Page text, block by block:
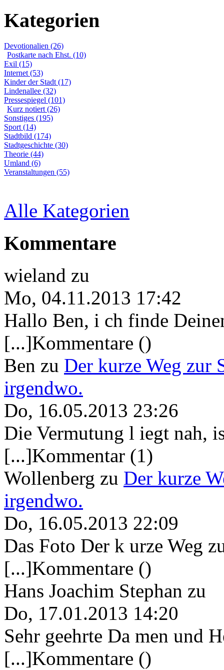
Kategorien
Devotionalien (26)
Postkarte nach Ehst. (10)
Exil (15)
Internet (53)
Kinder der Stadt (17)
Lindenallee (32)
Pressespiegel (101)
Kurz notiert (26)
Sonstiges (195)
Sport (14)
Stadtbild (174)
Stadtgeschichte (30)
Theorie (44)
Umland (6)
Veranstaltungen (55)
Alle Kategorien
Kommentare
wieland zu
Mo, 04.11.2013 17:42
Hallo Ben, i ch finde
[...]Kommentare ()
Ben zu Der kurze Weg zur
irgendwo.
Do, 16.05.2013 23:26
Die Vermutung l iegt nah,
[...]Kommentar (1)
Wollenberg zu Der kurze
irgendwo.
Do, 16.05.2013 22:09
Das Foto Der k urze Weg
[...]Kommentare ()
Hans Joachim Stephan zu
Do, 17.01.2013 14:20
Sehr geehrte Da men und
[...]Kommentare ()